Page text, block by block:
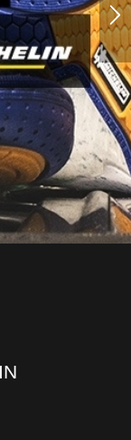
1 2